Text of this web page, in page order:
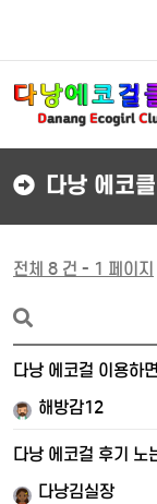
다낭 에코
전체 8 건 - 1 페이지
다낭 에코걸 이용하
해방감12
다낭 에코걸 후기 노
다낭김실장